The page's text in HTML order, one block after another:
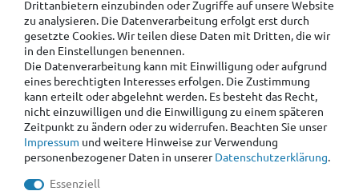
Drittanbietern einzubinden oder Zugriffe auf unsere Website
zu analysieren. Die Datenverarbeitung erfolgt erst durch
gesetzte Cookies. Wir teilen diese Daten mit Dritten, die wir
in den Einstellungen benennen.
Die Datenverarbeitung kann mit Einwilligung oder aufgrund
eines berechtigten Interesses erfolgen. Die Zustimmung
kann erteilt oder abgelehnt werden. Es besteht das Recht,
nicht einzuwilligen und die Einwilligung zu einem späteren
Zeitpunkt zu ändern oder zu widerrufen. Beachten Sie unser
Impressum und weitere Hinweise zur Verwendung
personenbezogener Daten in unsererDaten­schutz­erklärung.
Essenziell